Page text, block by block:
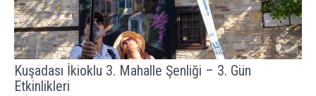
Kuşadası İkioklu 3. Mahalle Şenliği – 3. Gün
Etkinlikleri